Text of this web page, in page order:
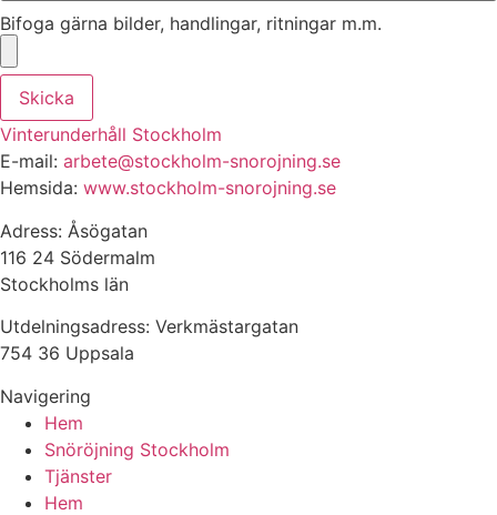
Bifoga gärna bilder, handlingar, ritningar m.m.
Skicka
Vinterunderhåll Stockholm
E-mail: arbete@stockholm-snorojning.se
Hemsida: www.stockholm-snorojning.se
Adress: Åsögatan
116 24 Södermalm
Stockholms län
Utdelningsadress: Verkmästargatan
754 36 Uppsala
Navigering
Hem
Snöröjning Stockholm
Tjänster
Hem